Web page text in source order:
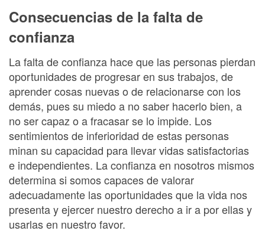
Consecuencias de la falta de
confianza
La falta de confianza hace que las personas pierdan
oportunidades de progresar en sus trabajos, de
aprender cosas nuevas o de relacionarse con los
demás, pues su miedo a no saber hacerlo bien, a
no ser capaz o a fracasar se lo impide. Los
sentimientos de inferioridad de estas personas
minan su capacidad para llevar vidas satisfactorias
e independientes. La confianza en nosotros mismos
determina si somos capaces de valorar
adecuadamente las oportunidades que la vida nos
presenta y ejercer nuestro derecho a ir a por ellas y
usarlas en nuestro favor.